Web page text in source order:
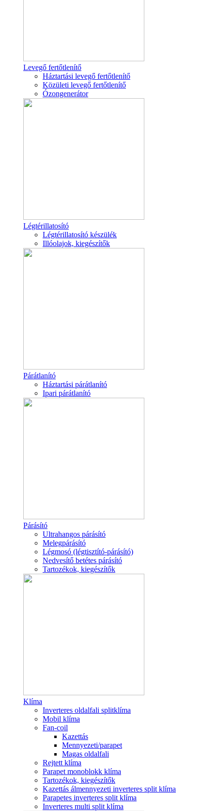
Levegő fertőtlenítő
Háztartási levegő fertőtlenítő
Közületi levegő fertőtlenítő
Ózongenerátor
Légtérillatosító
Légtérillatosító készülék
Illóolajok, kiegészítők
Párátlanító
Háztartási párátlanító
Ipari párátlanító
Párásító
Ultrahangos párásító
Melegpárásító
Légmosó (légtisztító-párásító)
Nedvesítő betétes párásító
Tartozékok, kiegészítők
Klíma
Inverteres oldalfali splitklíma
Mobil klíma
Fan-coil
Kazettás
Mennyezeti/parapet
Magas oldalfali
Rejtett klíma
Parapet monoblokk klíma
Tartozékok, kiegészítők
Kazettás álmennyezeti inverteres split klíma
Parapetes inverteres split klíma
Inverteres multi split klíma